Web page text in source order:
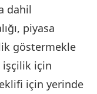
dahil
piyasa
göstermekle
için
için yerinde